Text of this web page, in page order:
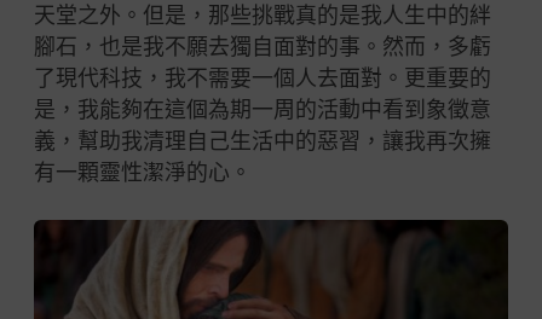
天堂之外。但是，那些挑戰真的是我人生中的絆
腳石，也是我不願去獨自面對的事。然而，多虧
了現代科技，我不需要一個人去面對。更重要的
是，我能夠在這個為期一周的活動中看到象徵意
義，幫助我清理自己生活中的惡習，讓我再次擁
有一顆靈性潔淨的心。